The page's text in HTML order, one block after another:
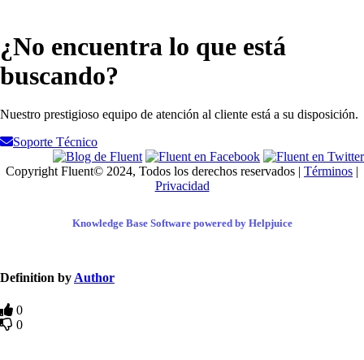
¿No encuentra lo que está
buscando?
Nuestro prestigioso equipo de atención al cliente está a su disposición.
Soporte Técnico
Copyright Fluent© 2024, Todos los derechos reservados | Términos |
Privacidad
Knowledge Base Software powered by Helpjuice
Definition by Author
0
0